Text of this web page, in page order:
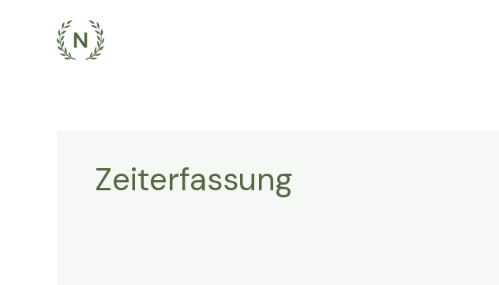
Zeiterfassung